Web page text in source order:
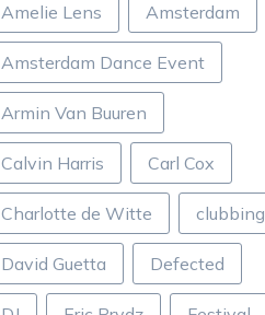
Amelie Lens Amsterdam
Amsterdam Dance Event
Armin Van Buuren
Calvin Harris Carl Cox
Charlotte de Witte clubbing
David Guetta Defected